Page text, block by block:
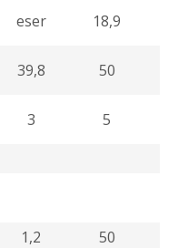
eser
18,9
39,8
50
3 5
1,2
50